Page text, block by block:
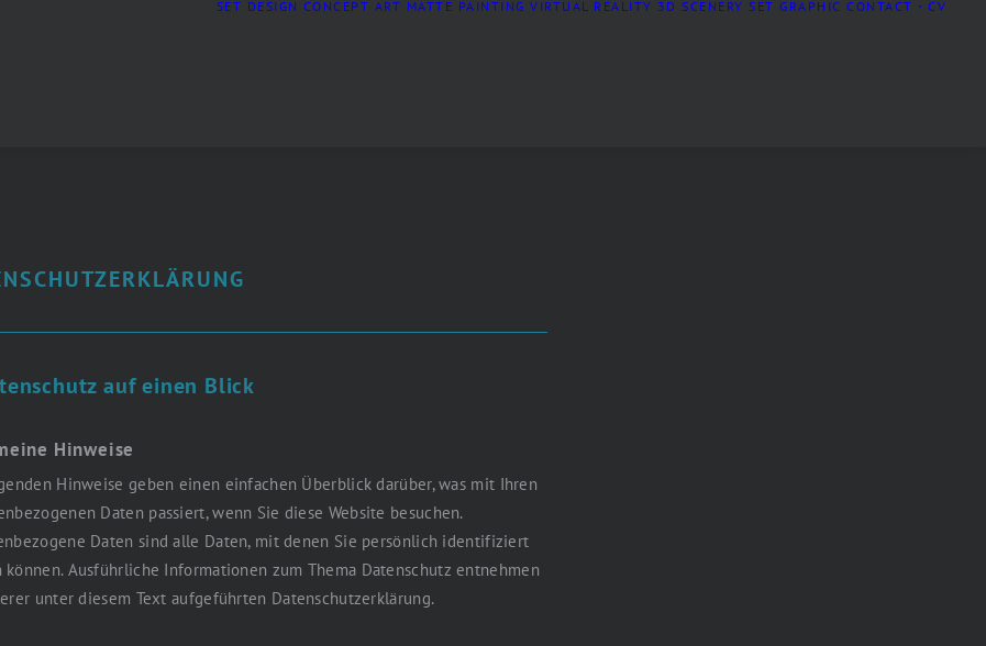
SET DESIGN CONCEPT ART MATTE PAINTING VIRTUAL REALITY 3D SCENERY SET GRAPHIC CONTACT・CV
auf einen Blick
Hinweise
Hinweise geben einen einfachen Überblick darüber, was mit Ihren
Daten passiert, wenn Sie diese Website besuchen.
Daten sind alle Daten, mit denen Sie persönlich identifiziert
können. Ausführliche Informationen zum Thema Datenschutz entnehmen
unter diesem Text aufgeführten Datenschutzerklärung.